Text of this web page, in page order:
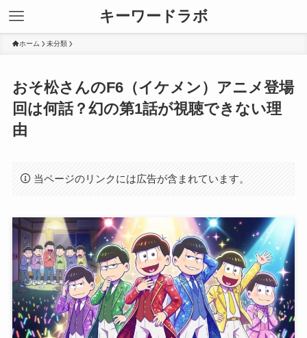
キーワードラボ
ホーム 未分類
おそ松さんのF6（イケメン）アニメ登場
回は何話？幻の第1話が視聴できない理
由
当ページのリンクには広告が含まれています。